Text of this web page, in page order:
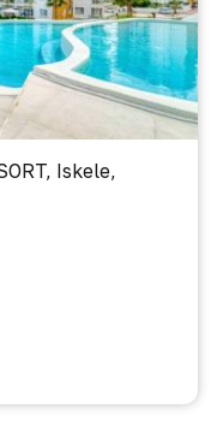
Iskele,